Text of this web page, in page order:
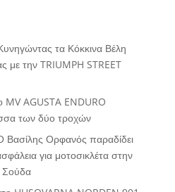
τα Κόκκινα Βέλη
με την TRIUMPH STREET
MV AGUSTA ENDURO
των δύο τροχών
Βασίλης Ορφανός παραδίδει
για μοτοσικλέτα στην
Σούδα